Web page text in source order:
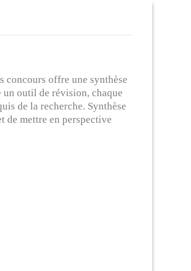
concours offre une synthèse
un outil de révision, chaque
de la recherche. Synthèse
de mettre en perspective